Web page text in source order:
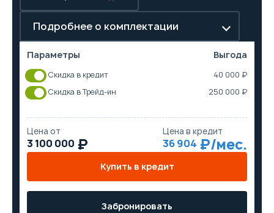
Подробнее о комплектации
Параметры Выгода
Скидка в кредит
40 000 ₽
Скидка в Трейд-ин
250 000 ₽
Цена от
3 100 000
Цена в кредит
36 904
Купить в кредит
Забронировать